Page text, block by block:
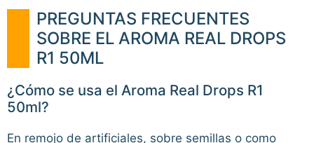
PREGUNTAS FRECUENTES
SOBRE EL AROMA REAL DROPS
R1 50ML
¿Cómo se usa el Aroma Real Drops R1
50ml?
En remojo de artificiales, sobre semillas o como